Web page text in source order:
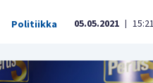
Politiikka 05.05.2021 | 15:21